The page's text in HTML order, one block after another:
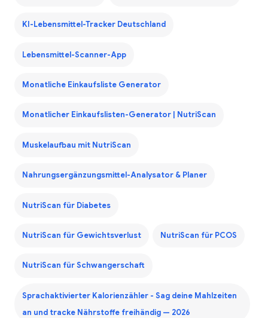
KI-Lebensmittel-Tracker Deutschland
Lebensmittel-Scanner-App
Monatliche Einkaufsliste Generator
Monatlicher Einkaufslisten-Generator | NutriScan
Muskelaufbau mit NutriScan
Nahrungsergänzungsmittel-Analysator & Planer
NutriScan für Diabetes
NutriScan für Gewichtsverlust NutriScan für PCOS
NutriScan für Schwangerschaft
Sprachaktivierter Kalorienzähler - Sag deine Mahlzeiten
an und tracke Nährstoffe freihändig — 2026